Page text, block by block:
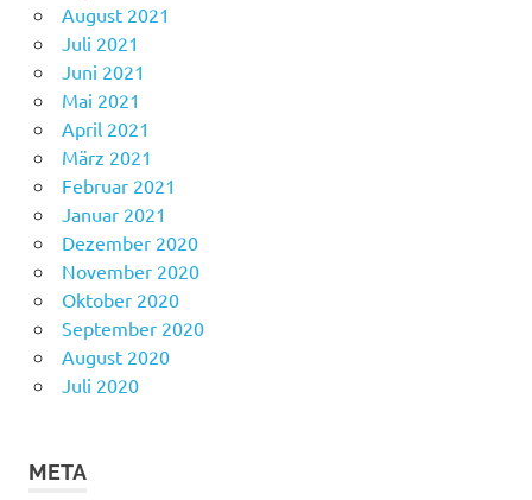
August 2021
Juli 2021
Juni 2021
Mai 2021
April 2021
März 2021
Februar 2021
Januar 2021
Dezember 2020
November 2020
Oktober 2020
September 2020
August 2020
Juli 2020
META